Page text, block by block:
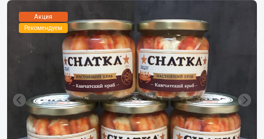
Акция
Рекомендуем